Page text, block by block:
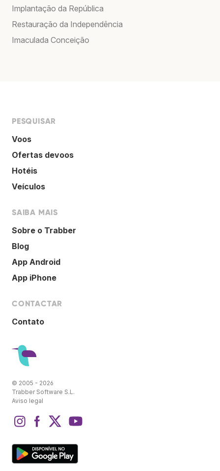
Implantação da República
Restauração da Independência
Imaculada Conceição
PESQUISAR
Voos
Ofertas devoos
Hotéis
Veículos
SAIBA MAIS
Sobre o Trabber
Blog
App Android
App iPhone
CONTACTAR
Contato
© 2005 - 2026
Trabber Software S.L.
Aviso legal